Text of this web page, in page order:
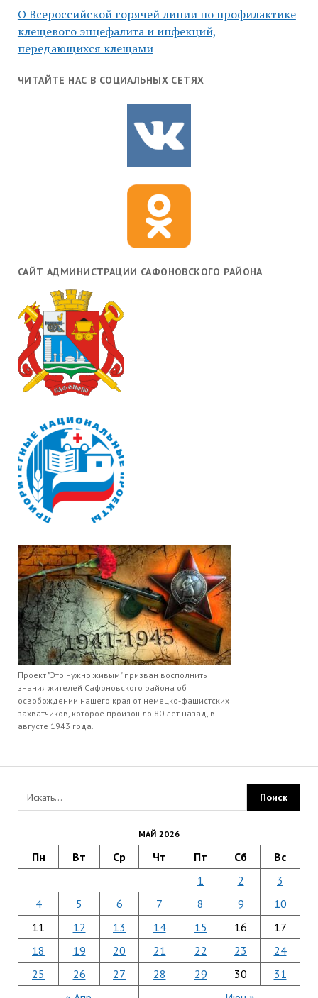
О Всероссийской горячей линии по профилактике
клещевого энцефалита и инфекций,
передающихся клещами
ЧИТАЙТЕ НАС В СОЦИАЛЬНЫХ СЕТЯХ
САЙТ АДМИНИСТРАЦИИ САФОНОВСКОГО РАЙОНА
Проект "Это нужно живым" призван восполнить
знания жителей Сафоновского района об
освобождении нашего края от немецко-фашистских
захватчиков, которое произошло 80 лет назад, в
августе 1943 года.
МАЙ 2026
Пн Вт Ср Чт Пт Сб Вс
1 2
3
4
5 6 7 8 9
10
11
12 13 14 15 16
17
18
19 20 21 22 23
24
25
26 27 28 29 30 31